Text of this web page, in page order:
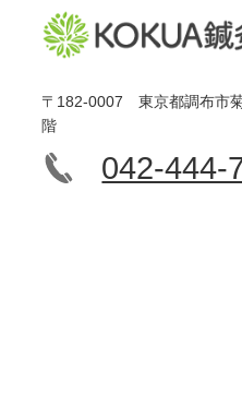
〒182-0007 東京都調布市
階
042-444-